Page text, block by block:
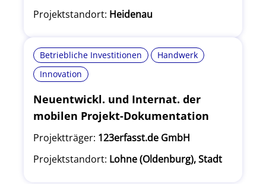
Projektstandort: Heidenau
Betriebliche Investitionen
Handwerk
Innovation
Neuentwickl. und Internat. der
mobilen Projekt-Dokumentation
Projektträger: 123erfasst.de GmbH
Projektstandort: Lohne (Oldenburg), Stadt